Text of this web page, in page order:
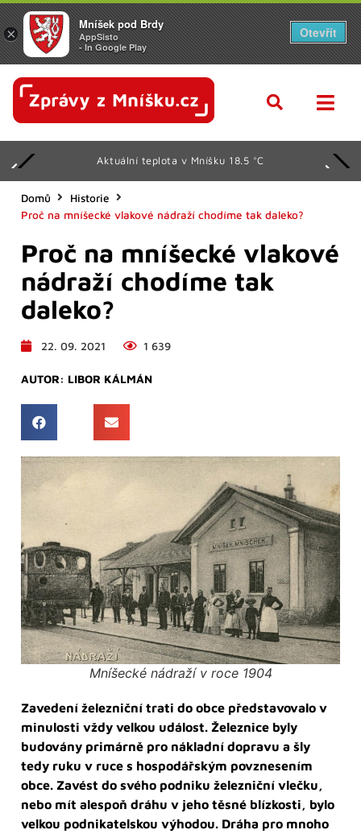
Aktuální teplota v Mníšku 18.5 °C
Domů
Historie
Proč na mníšecké vlakové nádraží chodíme tak daleko?
Proč na mníšecké vlakové
nádraží chodíme tak
daleko?
22. 09. 2021 1 639
AUTOR: LIBOR KÁLMÁN
Mníšecké nádraží v roce 1904
Zavedení železniční trati do obce představovalo v
minulosti vždy velkou událost. Železnice byly
budovány primárně pro nákladní dopravu a šly
tedy ruku v ruce s hospodářským povznesením
obce. Zavést do svého podniku železniční vlečku,
nebo mít alespoň dráhu v jeho těsné blízkosti, bylo
velkou podnikatelskou výhodou. Dráha pro mnoho
×
Mníšek pod Brdy
AppSisto
- In Google Play
Otevřít